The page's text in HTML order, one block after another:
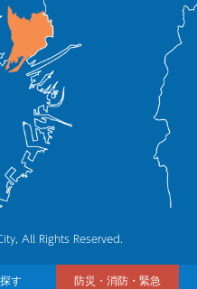
す 防災・消防・緊急
All Rights Reserved.